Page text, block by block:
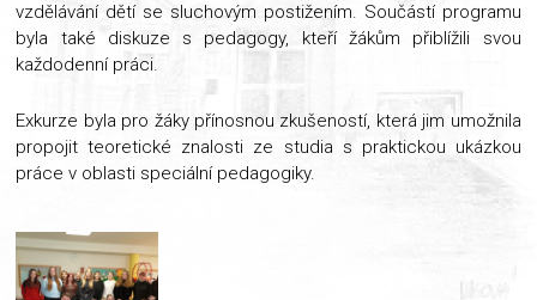
vzdělávání dětí se sluchovým postižením. Součástí programu
byla také diskuze s pedagogy, kteří žákům přiblížili svou
každodenní práci.
Exkurze byla pro žáky přínosnou zkušeností, která jim umožnila
propojit teoretické znalosti ze studia s praktickou ukázkou
práce v oblasti speciální pedagogiky.